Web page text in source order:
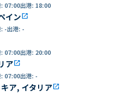
: 07:00出港: 18:00
インopen_in_new
: -出港: -
: 07:00出港: 20:00
アopen_in_new
: 07:00出港: -
ア, イタリアopen_in_new